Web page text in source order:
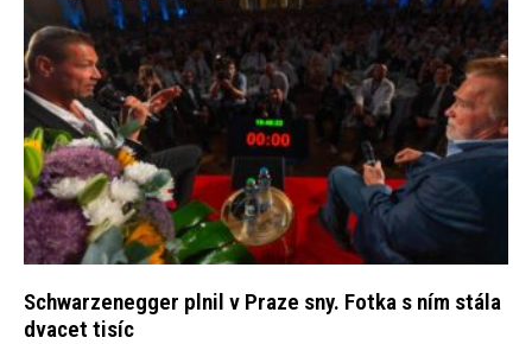
Schwarzenegger plnil v Praze sny. Fotka s ním stála
dvacet tisíc